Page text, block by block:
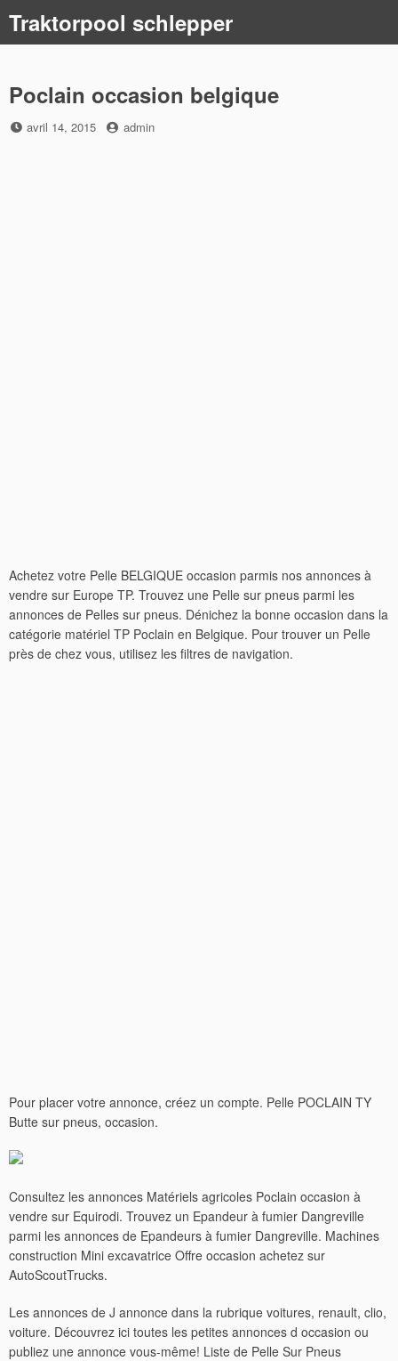
content
Traktorpool schlepper
Poclain occasion belgique
Posted
avril 14, 2015 by
admin
Achetez votre Pelle BELGIQUE occasion parmis nos annonces à
vendre sur Europe TP. Trouvez une Pelle sur pneus parmi les
annonces de Pelles sur pneus. Dénichez la bonne occasion dans la
catégorie matériel TP Poclain en Belgique. Pour trouver un Pelle
près de chez vous, utilisez les filtres de navigation.
Pour placer votre annonce, créez un compte. Pelle POCLAIN TY
Butte sur pneus, occasion.
Consultez les annonces Matériels agricoles Poclain occasion à
vendre sur Equirodi. Trouvez un Epandeur à fumier Dangreville
parmi les annonces de Epandeurs à fumier Dangreville. Machines
construction Mini excavatrice Offre occasion achetez sur
AutoScoutTrucks.
Les annonces de J annonce dans la rubrique voitures, renault, clio,
voiture. Découvrez ici toutes les petites annonces d occasion ou
publiez une annonce vous-même! Liste de Pelle Sur Pneus